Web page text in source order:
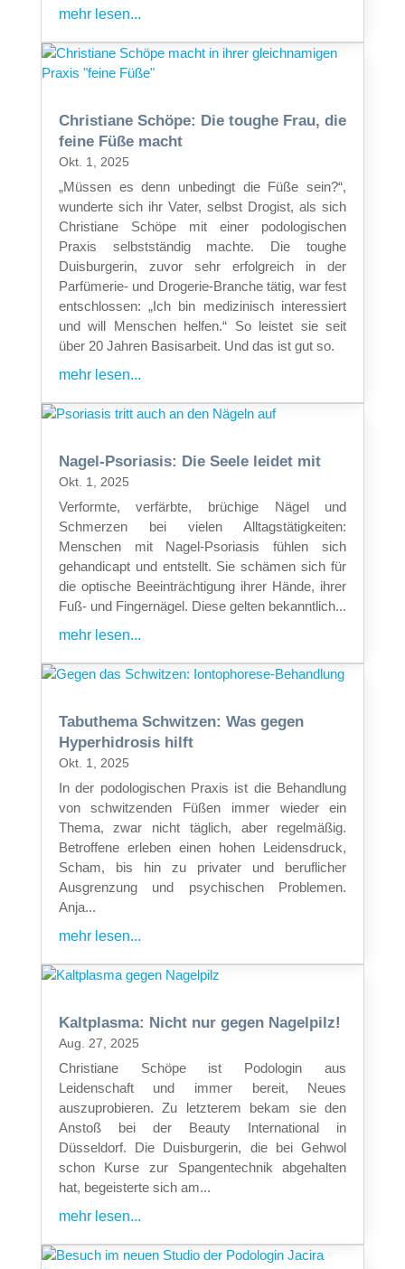
mehr lesen...
Christiane Schöpe: Die toughe Frau, die
feine Füße macht
Okt. 1, 2025
„Müssen es denn unbedingt die Füße sein?“,
wunderte sich ihr Vater, selbst Drogist, als sich
Christiane Schöpe mit einer podologischen
Praxis selbstständig machte. Die toughe
Duisburgerin, zuvor sehr erfolgreich in der
Parfümerie- und Drogerie-Branche tätig, war fest
entschlossen: „Ich bin medizinisch interessiert
und will Menschen helfen.“ So leistet sie seit
über 20 Jahren Basisarbeit. Und das ist gut so.
mehr lesen...
Nagel-Psoriasis: Die Seele leidet mit
Okt. 1, 2025
Verformte, verfärbte, brüchige Nägel und
Schmerzen bei vielen Alltagstätigkeiten:
Menschen mit Nagel-Psoriasis fühlen sich
gehandicapt und entstellt. Sie schämen sich für
die optische Beeinträchtigung ihrer Hände, ihrer
Fuß- und Fingernägel. Diese gelten bekanntlich...
mehr lesen...
Tabuthema Schwitzen: Was gegen
Hyperhidrosis hilft
Okt. 1, 2025
In der podologischen Praxis ist die Behandlung
von schwitzenden Füßen immer wieder ein
Thema, zwar nicht täglich, aber regelmäßig.
Betroffene erleben einen hohen Leidensdruck,
Scham, bis hin zu privater und beruflicher
Ausgrenzung und psychischen Problemen.
Anja...
mehr lesen...
Kaltplasma: Nicht nur gegen Nagelpilz!
Aug. 27, 2025
Christiane Schöpe ist Podologin aus
Leidenschaft und immer bereit, Neues
auszuprobieren. Zu letzterem bekam sie den
Anstoß bei der Beauty International in
Düsseldorf. Die Duisburgerin, die bei Gehwol
schon Kurse zur Spangentechnik abgehalten
hat, begeisterte sich am...
mehr lesen...